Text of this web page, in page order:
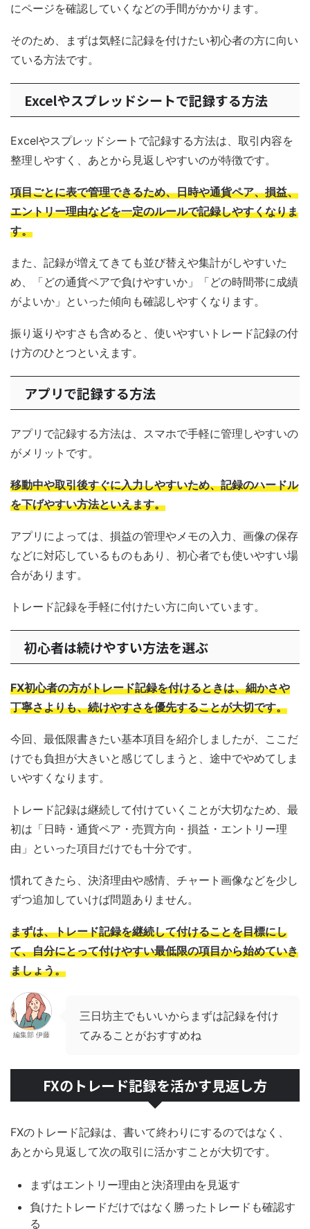
にページを確認していくなどの手間がかかります。
そのため、まずは気軽に記録を付けたい初心者の方に向い
ている方法です。
Excelやスプレッドシートで記録する方法
Excelやスプレッドシートで記録する方法は、取引内容を
整理しやすく、あとから見返しやすいのが特徴です。
項目ごとに表で管理できるため、日時や通貨ペア、損益、
エントリー理由などを一定のルールで記録しやすくなりま
す。
また、記録が増えてきても並び替えや集計がしやすいた
め、「どの通貨ペアで負けやすいか」「どの時間帯に成績
がよいか」といった傾向も確認しやすくなります。
振り返りやすさも含めると、使いやすいトレード記録の付
け方のひとつといえます。
アプリで記録する方法
アプリで記録する方法は、スマホで手軽に管理しやすいの
がメリットです。
移動中や取引後すぐに入力しやすいため、記録のハードル
を下げやすい方法といえます。
アプリによっては、損益の管理やメモの入力、画像の保存
などに対応しているものもあり、初心者でも使いやすい場
合があります。
トレード記録を手軽に付けたい方に向いています。
初心者は続けやすい方法を選ぶ
FX初心者の方がトレード記録を付けるときは、細かさや
丁寧さよりも、続けやすさを優先することが大切です。
今回、最低限書きたい基本項目を紹介しましたが、ここだ
けでも負担が大きいと感じてしまうと、途中でやめてしま
いやすくなります。
トレード記録は継続して付けていくことが大切なため、最
初は「日時・通貨ペア・売買方向・損益・エントリー理
由」といった項目だけでも十分です。
慣れてきたら、決済理由や感情、チャート画像などを少し
ずつ追加していけば問題ありません。
まずは、トレード記録を継続して付けることを目標にし
て、自分にとって付けやすい最低限の項目から始めていき
ましょう。
編集部 伊藤
三日坊主でもいいからまずは記録を付け
てみることがおすすめね
FXのトレード記録を活かす見返し方
FXのトレード記録は、書いて終わりにするのではなく、
あとから見返して次の取引に活かすことが大切です。
まずはエントリー理由と決済理由を見返す
負けたトレードだけではなく勝ったトレードも確認す
る